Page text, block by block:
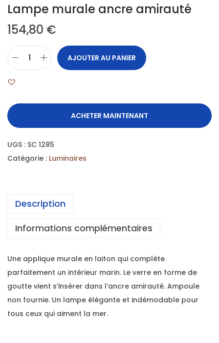
Lampe murale ancre amirauté
154,80 €
AJOUTER AU PANIER
ACHETER MAINTENANT
UGS : SC 1285
Catégorie : Luminaires
Description
Informations complémentaires
Une applique murale en laiton qui complète
parfaitement un intérieur marin. Le verre en forme de
goutte vient s’insérer dans l’ancre amirauté. Ampoule
non fournie. Un lampe élégante et indémodable pour
tous ceux qui aiment la mer.